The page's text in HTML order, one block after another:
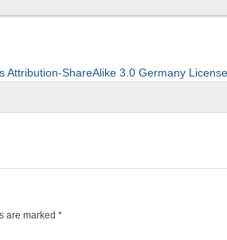
Attribution-ShareAlike 3.0 Germany License
are marked *